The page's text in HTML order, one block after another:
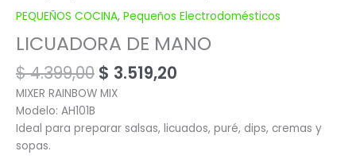
PEQUEÑOS COCINA, Pequeños Electrodomésticos
LICUADORA DE MANO
$4.399,00 $ 3.519,20
MIXER RAINBOW MIX
Modelo: AH101B
Ideal para preparar salsas, licuados, puré, dips, cremas y
sopas.